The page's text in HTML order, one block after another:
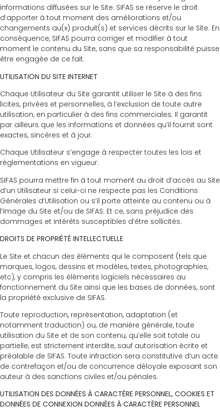
informations diffusées sur le Site. SIFAS se réserve le droit
d’apporter à tout moment des améliorations et/ou
changements au(x) produit(s) et services décrits sur le Site. En
conséquence, SIFAS pourra corriger et modifier à tout
moment le contenu du Site, sans que sa responsabilité puisse
être engagée de ce fait.
UTILISATION DU SITE INTERNET
Chaque Utilisateur du Site garantit utiliser le Site à des fins
licites, privées et personnelles, à l’exclusion de toute autre
utilisation, en particulier à des fins commerciales. Il garantit
par ailleurs que les informations et données qu’il fournit sont
exactes, sincères et à jour.
Chaque Utilisateur s’engage à respecter toutes les lois et
règlementations en vigueur.
SIFAS pourra mettre fin à tout moment au droit d’accès au Site
d’un Utilisateur si celui-ci ne respecte pas les Conditions
Générales d’Utilisation ou s’il porte atteinte au contenu ou à
l’image du Site et/ou de SIFAS. Et ce, sans préjudice des
dommages et intérêts susceptibles d’être sollicités.
DROITS DE PROPRIÉTÉ INTELLECTUELLE
Le Site et chacun des éléments qui le composent (tels que
marques, logos, dessins et modèles, textes, photographies,
etc), y compris les éléments logiciels nécessaires au
fonctionnement du Site ainsi que les bases de données, sont
la propriété exclusive de SIFAS.
Toute reproduction, représentation, adaptation (et
notamment traduction) ou, de manière générale, toute
utilisation du Site et de son contenu, qu’elle soit totale ou
partielle, est strictement interdite, sauf autorisation écrite et
préalable de SIFAS. Toute infraction sera constitutive d’un acte
de contrefaçon et/ou de concurrence déloyale exposant son
auteur à des sanctions civiles et/ou pénales.
UTILISATION DES DONNÉES À CARACTÈRE PERSONNEL, COOKIES ET
DONNÉES DE CONNEXION DONNÉES À CARACTÈRE PERSONNEL